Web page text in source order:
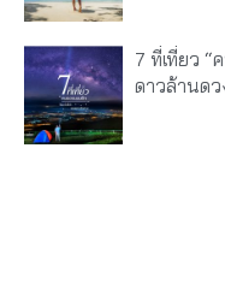
7 ที่เที่ยว
ดาวล้านดว